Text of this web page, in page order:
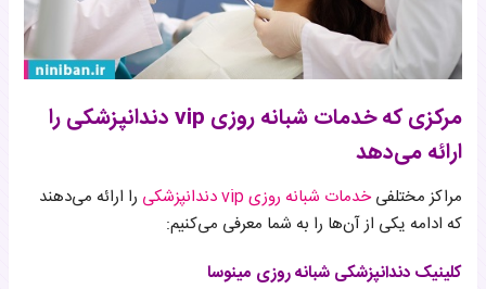
مرکزی که خدمات شبانه روزی vip دندانپزشکی را
ارائه می‌دهد
مراکز مختلفیخدمات شبانه روزی vip دندانپزشکی
را ارائه می‌دهند
که ادامه یکی از آن‌ها را به شما معرفی می‌کنیم:
کلینیک دندانپزشکی شبانه روزی مینوسا